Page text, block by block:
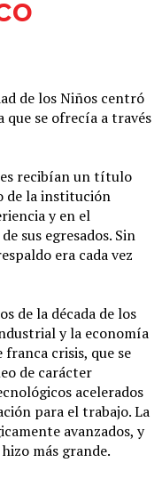
de los Niños centró
se ofrecía a través
recibían un título
de la institución
y en el
sus egresados. Sin
era cada vez
de la década de los
y la economía
crisis, que se
de carácter
acelerados
para el trabajo. La
avanzados, y
más grande.